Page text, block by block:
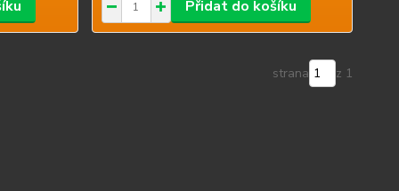
Přidat do košíku
strana z 1